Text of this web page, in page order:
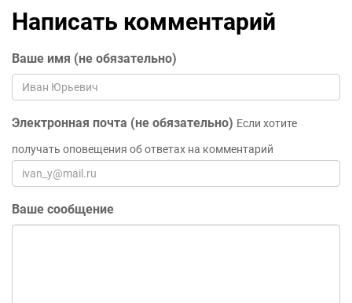
Написать комментарий
Ваше имя (не обязательно)
Электронная почта (не обязательно) Если хотите
получать оповещения об ответах на комментарий
Ваше сообщение